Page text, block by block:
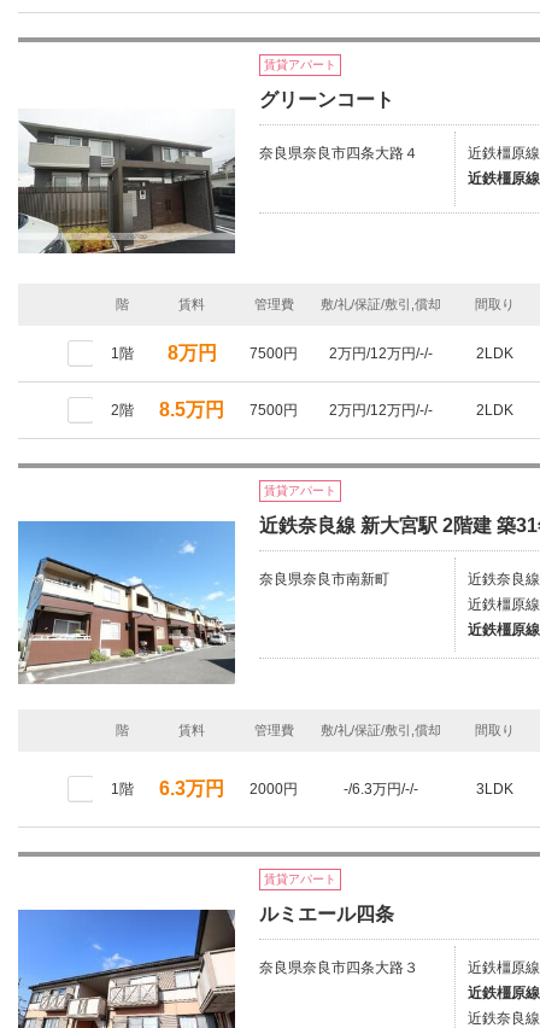
賃貸アパート
グリーンコート
奈良県奈良市四条大路４
近鉄橿原
近鉄橿原
階 賃料 管理費 敷/礼/保証/敷引,償却 間取り
1階 8万円 7500円 2万円/12万円/-/- 2LDK
2階 8.5万円 7500円 2万円/12万円/-/- 2LDK
賃貸アパート
近鉄奈良線 新大宮駅 2階建 築
奈良県奈良市南新町
近鉄奈良
近鉄橿原
近鉄橿原
階 賃料 管理費 敷/礼/保証/敷引,償却 間取り
1階 6.3万円 2000円 -/6.3万円/-/- 3LDK
賃貸アパート
ルミエール四条
奈良県奈良市四条大路３
近鉄橿原
近鉄橿原
近鉄奈良